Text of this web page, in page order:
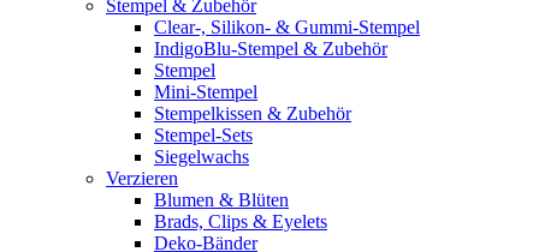
Stempel & Zubehör
Clear-, Silikon- & Gummi-Stempel
IndigoBlu-Stempel & Zubehör
Stempel
Mini-Stempel
Stempelkissen & Zubehör
Stempel-Sets
Siegelwachs
Verzieren
Blumen & Blüten
Brads, Clips & Eyelets
Deko-Bänder